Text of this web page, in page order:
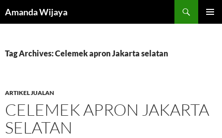
Amanda Wijaya
Tag Archives: Celemek apron Jakarta selatan
ARTIKEL JUALAN
CELEMEK APRON JAKARTA
SELATAN